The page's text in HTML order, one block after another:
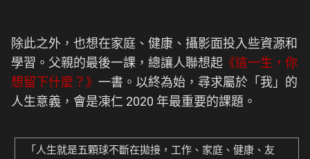
除此之外，也想在家庭、健康、攝影面投入些資源和
學習。父親的最後一課，總讓人聯想起 《這一生，你
想留下什麼？》 一書。以終為始，尋求屬於「我」的
人生意義，會是凍仁 2020 年最重要的課題。
「人生就是五顆球不斷在拋接，工作、家庭、健康、友